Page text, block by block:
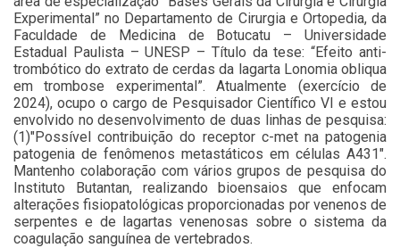
Experimental” no Departamento de Cirurgia e Ortopedia, da
Faculdade de Medicina de Botucatu – Universidade
Estadual Paulista – UNESP – Título da tese: “Efeito anti-
trombótico do extrato de cerdas da lagarta Lonomia obliqua
em trombose experimental”. Atualmente (exercício de
2024), ocupo o cargo de Pesquisador Científico VI e estou
envolvido no desenvolvimento de duas linhas de pesquisa:
(1)"Possível contribuição do receptor c-met na patogenia
patogenia de fenômenos metastáticos em células A431".
Mantenho colaboração com vários grupos de pesquisa do
Instituto Butantan, realizando bioensaios que enfocam
alterações fisiopatológicas proporcionadas por venenos de
serpentes e de lagartas venenosas sobre o sistema da
coagulação sanguínea de vertebrados.